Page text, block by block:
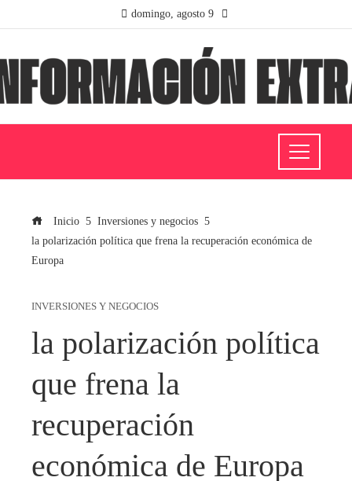
domingo, agosto 9
Inicio
Inversiones y negocios
la polarización política que frena la recuperación económica de
Europa
INVERSIONES Y NEGOCIOS
la polarización política
que frena la
recuperación
económica de Europa